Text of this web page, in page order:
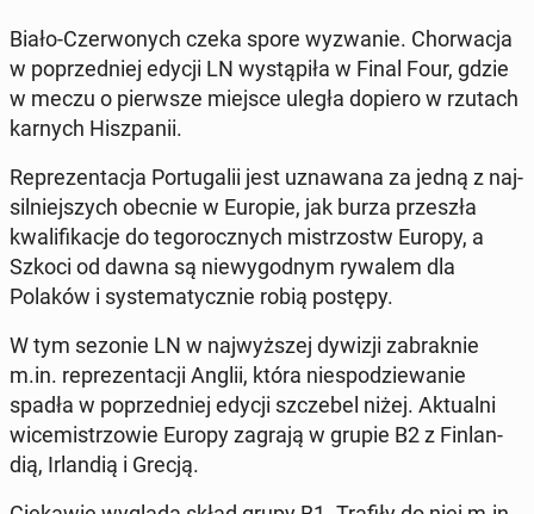
Biało-Czer­wo­nych czeka spore wy­zwa­nie. Chor­wa­cja
w po­przed­niej edycji LN wy­stą­pi­ła w Final Four, gdzie
w meczu o pierw­sze miejsce uległa dopiero w rzutach
karnych Hisz­pa­nii.
Re­pre­zen­ta­cja Por­tu­ga­lii jest uzna­wa­na za jedną z naj­
sil­niej­szych obecnie w Europie, jak burza prze­szła
kwa­li­fi­ka­cje do te­go­rocz­nych mi­strzostw Europy, a
Szkoci od dawna są nie­wy­god­nym rywalem dla
Polaków i sys­te­ma­tycz­nie robią postępy.
W tym sezonie LN w naj­wyż­szej dywizji za­brak­nie
m.in. re­pre­zen­ta­cji Anglii, która nie­spo­dzie­wa­nie
spadła w po­przed­niej edycji szcze­bel niżej. Ak­tu­al­ni
wi­ce­mi­strzo­wie Europy zagrają w grupie B2 z Fin­lan­
dią, Ir­lan­dią i Grecją.